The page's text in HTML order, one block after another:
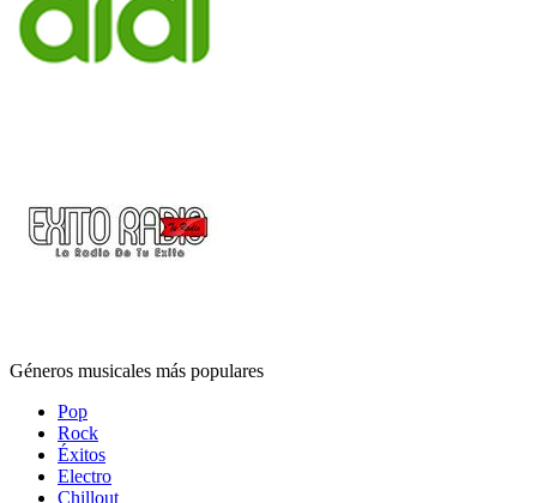
Géneros musicales más populares
Pop
Rock
Éxitos
Electro
Chillout